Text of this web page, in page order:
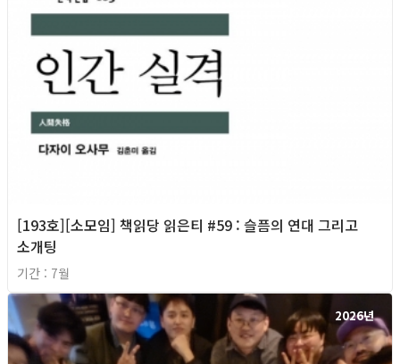
[193호][소모임] 책읽당 읽은티 #59 : 슬픔의 연대 그리고
소개팅
기간 : 7월
2026년